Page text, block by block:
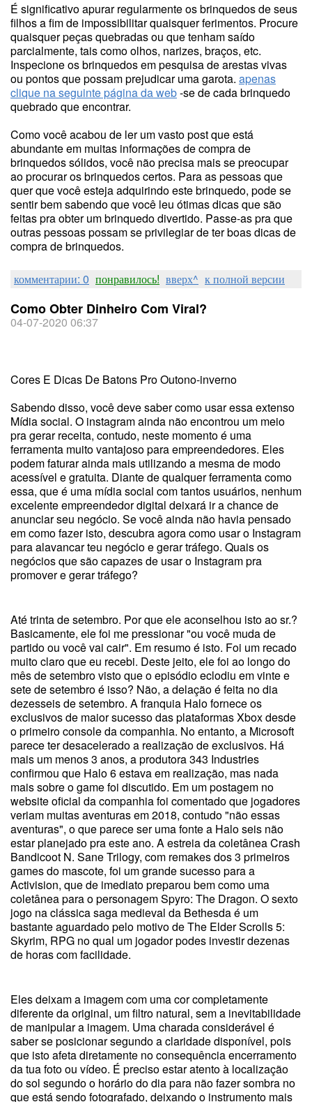
É significativo apurar regularmente os brinquedos de seus
filhos a fim de impossibilitar quaisquer ferimentos. Procure
quaisquer peças quebradas ou que tenham saído
parcialmente, tais como olhos, narizes, braços, etc.
Inspecione os brinquedos em pesquisa de arestas vivas
ou pontos que possam prejudicar uma garota. apenas
clique na seguinte página da web-se de cada brinquedo
quebrado que encontrar.
Como você acabou de ler um vasto post que está
abundante em muitas informações de compra de
brinquedos sólidos, você não precisa mais se preocupar
ao procurar os brinquedos certos. Para as pessoas que
quer que você esteja adquirindo este brinquedo, pode se
sentir bem sabendo que você leu ótimas dicas que são
feitas pra obter um brinquedo divertido. Passe-as pra que
outras pessoas possam se privilegiar de ter boas dicas de
compra de brinquedos.
комментарии: 0 понравилось! вверх^ к полной версии
Como Obter Dinheiro Com Viral?
04-07-2020 06:37
Cores E Dicas De Batons Pro Outono-inverno
Sabendo disso, você deve saber como usar essa extenso
Mídia social. O instagram ainda não encontrou um meio
pra gerar receita, contudo, neste momento é uma
ferramenta muito vantajoso para empreendedores. Eles
podem faturar ainda mais utilizando a mesma de modo
acessível e gratuita. Diante de qualquer ferramenta como
essa, que é uma mídia social com tantos usuários, nenhum
excelente empreendedor digital deixará ir a chance de
anunciar seu negócio. Se você ainda não havia pensado
em como fazer isto, descubra agora como usar o Instagram
para alavancar teu negócio e gerar tráfego. Quais os
negócios que são capazes de usar o Instagram pra
promover e gerar tráfego?
Até trinta de setembro. Por que ele aconselhou isto ao sr.?
Basicamente, ele foi me pressionar "ou você muda de
partido ou você vai cair". Em resumo é isto. Foi um recado
muito claro que eu recebi. Deste jeito, ele foi ao longo do
mês de setembro visto que o episódio eclodiu em vinte e
sete de setembro é isso? Não, a delação é feita no dia
dezesseis de setembro. A franquia Halo fornece os
exclusivos de maior sucesso das plataformas Xbox desde
o primeiro console da companhia. No entanto, a Microsoft
parece ter desacelerado a realização de exclusivos. Há
mais um menos 3 anos, a produtora 343 Industries
confirmou que Halo 6 estava em realização, mas nada
mais sobre o game foi discutido. Em um postagem no
website oficial da companhia foi comentado que jogadores
veriam muitas aventuras em 2018, contudo "não essas
aventuras", o que parece ser uma fonte a Halo seis não
estar planejado pra este ano. A estreia da coletânea Crash
Bandicoot N. Sane Trilogy, com remakes dos 3 primeiros
games do mascote, foi um grande sucesso para a
Activision, que de imediato preparou bem como uma
coletânea para o personagem Spyro: The Dragon. O sexto
jogo na clássica saga medieval da Bethesda é um
bastante aguardado pelo motivo de The Elder Scrolls 5:
Skyrim, RPG no qual um jogador podes investir dezenas
de horas com facilidade.
Eles deixam a imagem com uma cor completamente
diferente da original, um filtro natural, sem a inevitabilidade
de manipular a imagem. Uma charada considerável é
saber se posicionar segundo a claridade disponível, pois
que isto afeta diretamente no consequência encerramento
da tua foto ou vídeo. É preciso estar atento à localização
do sol segundo o horário do dia para não fazer sombra no
que está sendo fotografado, deixando o instrumento mais